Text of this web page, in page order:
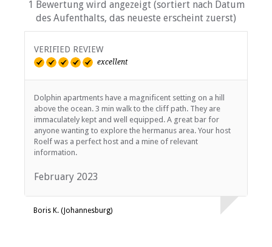
1 Bewertung wird angezeigt (sortiert nach Datum
des Aufenthalts, das neueste erscheint zuerst)
VERIFIED REVIEW
excellent
Dolphin apartments have a magnificent setting on a hill
above the ocean. 3 min walk to the cliff path. They are
immaculately kept and well equipped. A great bar for
anyone wanting to explore the hermanus area. Your host
Roelf was a perfect host and a mine of relevant
information.
February 2023
Boris K. (Johannesburg)